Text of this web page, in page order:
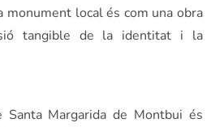
monument local és com una obra
tangible de la identitat i la
Santa Margarida de Montbui és